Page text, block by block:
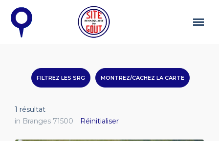
FILTREZ LES SRG MONTREZ/CACHEZ LA CARTE
1 résultat
in Branges 71500
Réinitialiser